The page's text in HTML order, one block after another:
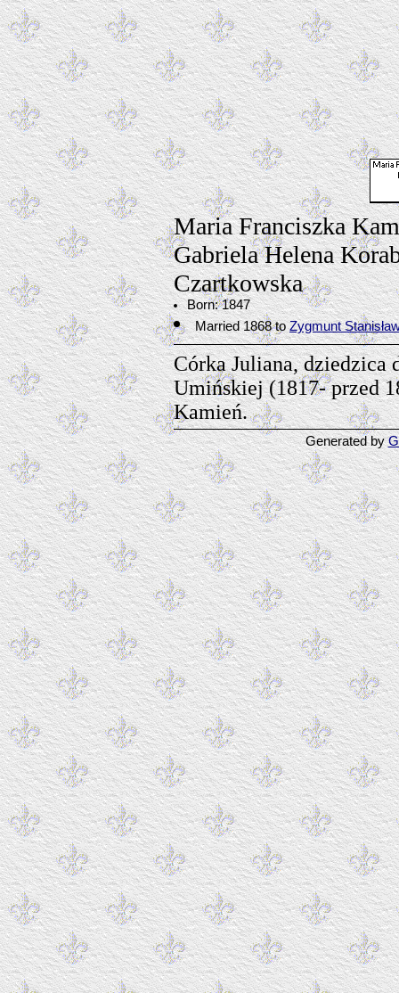
Maria Franciszka
Gabriela Helena
Czartkowska
Born: 1847
Married 1868 to Zygmunt
Córka Juliana, dziedzica
Umińskiej (1817- przed
Kamień.
Generated by